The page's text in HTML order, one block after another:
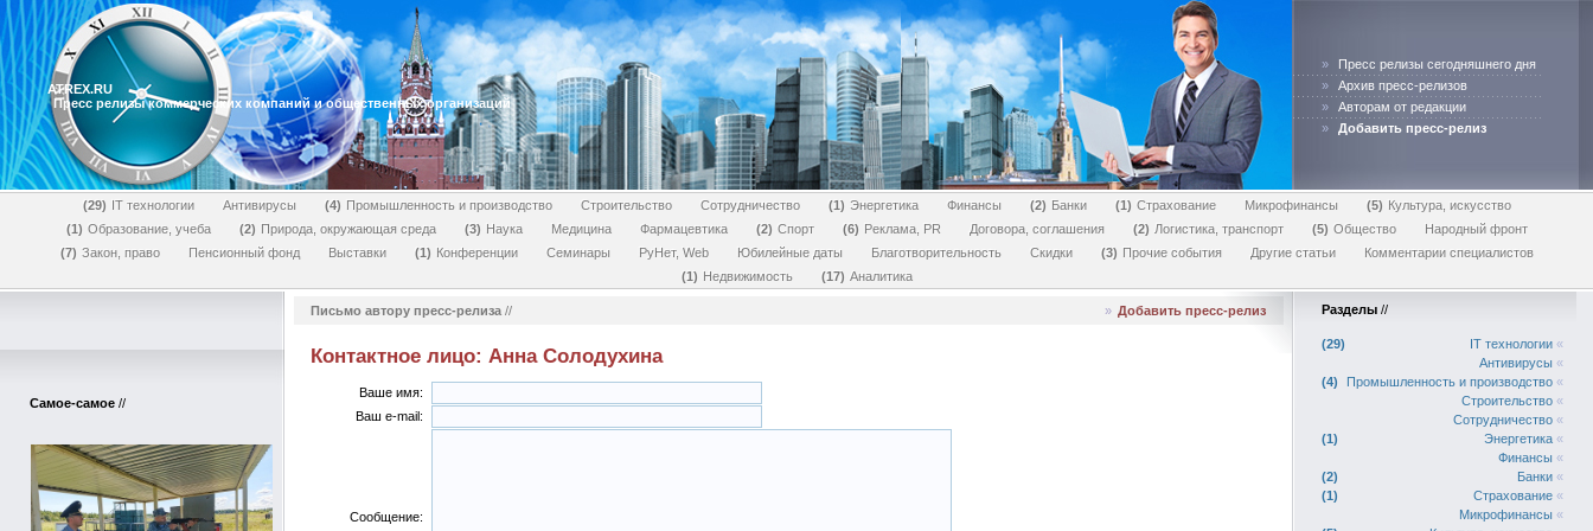
ATREX.RU
Пресс релизы коммерческих компаний и общественных организаций
»
Пресс релизы сегодняшнего дня
»
Архив пресс-релизов
»
Авторам от редакции
»
Добавить пресс-релиз
29 IT технологии Антивирусы 4 Промышленность и производство Строительство Сотрудничество 1 Энергетика Финансы 2 Банки 1 Страхование Микрофинансы 5
Культура, искусство
1
Образование, учеба 2 Природа, окружающая среда 3 Наука Медицина Фармацевтика 2 Спорт 6 Реклама, PR Договора, соглашения 2 Логистика, транспорт 5 Общество
Народный фронт
7
Закон, право Пенсионный фонд Выставки 1 Конференции Семинары РуНет, Web Юбилейные даты Благотворительность Скидки 3 Прочие события Другие статьи
Комментарии специалистов
1
Недвижимость 17 Аналитика
Самое-самое //
Письмо автору пресс-релиза // » Добавить пресс-релиз
Контактное лицо: Анна Солодухина
Ваше имя:
Ваш e-mail:
Сообщение:
Разделы //
29 IT технологии «
Антивирусы «
4
Промышленность и производство «
Строительство «
Сотрудничество «
1
Энергетика «
Финансы «
2
Банки «
1
Страхование «
Микрофинансы «